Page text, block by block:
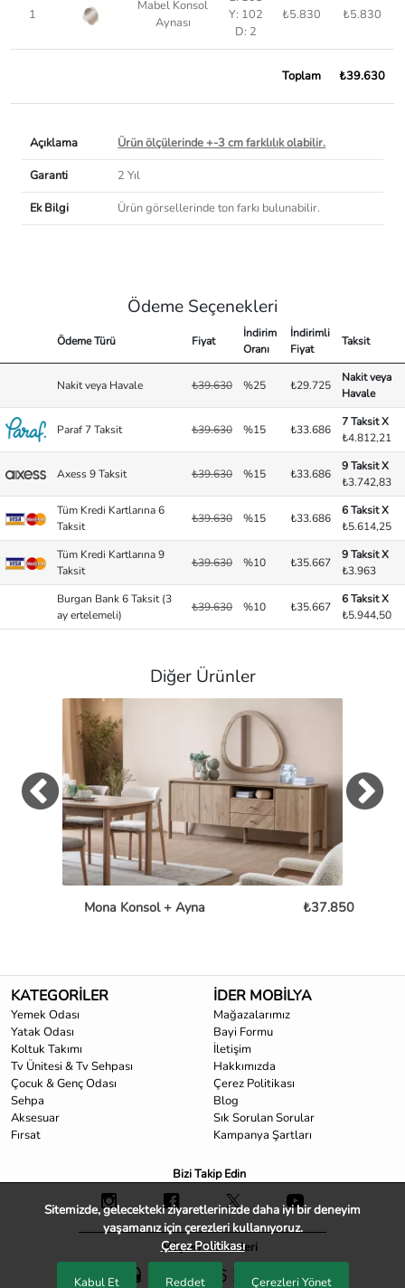
1
Mabel Konsol
Aynası
Y: 102
D: 2
₺5.830 ₺5.830
Toplam ₺39.630
Açıklama
Ürün ölçülerinde +-3 cm farklılık olabilir.
Garanti
2 Yıl
Ek Bilgi
Ürün görsellerinde ton farkı bulunabilir.
Ödeme Seçenekleri
Ödeme Türü Fiyat
İndirim
Oranı
İndirimli
Fiyat
Taksit
Nakit veya Havale ₺39.630 %25 ₺29.725
Nakit veya
Havale
Paraf 7 Taksit ₺39.630 %15 ₺33.686
7 Taksit X
₺4.812,21
Axess 9 Taksit ₺39.630 %15 ₺33.686
9 Taksit X
₺3.742,83
Tüm Kredi Kartlarına 6
Taksit
₺39.630 %15 ₺33.686
6 Taksit X
₺5.614,25
Tüm Kredi Kartlarına 9
Taksit
₺39.630 %10 ₺35.667
9 Taksit X
₺3.963
Burgan Bank 6 Taksit (3
ay ertelemeli)
₺39.630 %10 ₺35.667
6 Taksit X
₺5.944,50
Diğer Ürünler
Mona Konsol + Ayna ₺37.850
KATEGORİLER
Yemek Odası
Yatak Odası
Koltuk Takımı
Tv Ünitesi & Tv Sehpası
Çocuk & Genç Odası
Sehpa
Aksesuar
Fırsat
İDER MOBİLYA
Mağazalarımız
Bayi Formu
İletişim
Hakkımızda
Çerez Politikası
Blog
Sık Sorulan Sorular
Kampanya Şartları
Bizi Takip Edin
Müşteri Hizmetleri
0850 466 33 33
Sitemizde, gelecekteki ziyaretlerinizde daha iyi bir deneyim
yaşamanız için çerezleri kullanıyoruz.
Çerez Politikası
Kabul Et Reddet Çerezleri Yönet